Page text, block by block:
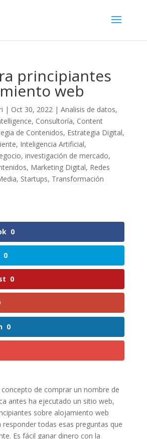
principiantes
web
| Oct 30, 2022| Analisis de datos,
, Consultoría, Content
de Contenidos, Estrategia Digital,
, Inteligencia Artificial,
, investigación de mercado,
, Marketing Digital, Redes
, Startups, Transformación
0
0
0
0
concepto de comprar un nombre de
antes ha ejecutado un sitio web,
sobre alojamiento web
responder todas esas preguntas que
Es fácil ganar dinero con la